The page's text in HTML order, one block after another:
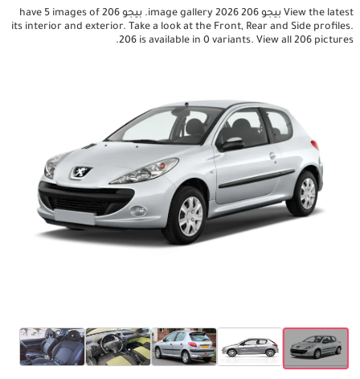
View the latest بيجو 206 2026 image gallery. بيجو 206 have 5 images of
its interior and exterior. Take a look at the Front, Rear and Side profiles.
206 is available in 0 variants. View all 206 pictures.